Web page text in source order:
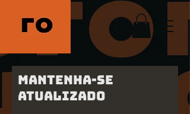
Mantenha-se
atualizado